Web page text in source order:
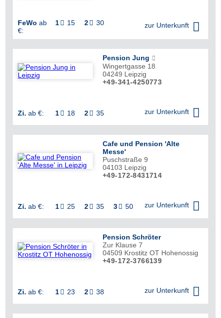
FeWo ab
€:
1  15 2  30 zur Unterkunft 
Pension Jung
Wingertgasse 18
04249 Leipzig
+49-341-4250773
Zi. ab €: 1  18 2  35 zur Unterkunft 
Cafe und Pension 'Alte
Messe'
Puschstraße 9
04103 Leipzig
+49-172-8431714
Zi. ab €: 1  25 2  35 3  50 zur Unterkunft 
Pension Schröter
Zur Klause 7
04509 Krostitz OT Hohenossig
+49-172-3766139
Zi. ab €: 1  23 2  38 zur Unterkunft 